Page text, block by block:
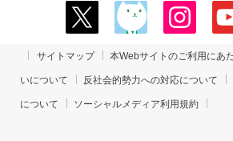
サイトマップ 本Webサイトのご利用にあ
いについて 反社会的勢力への対応について
について ソーシャルメディア利用規約